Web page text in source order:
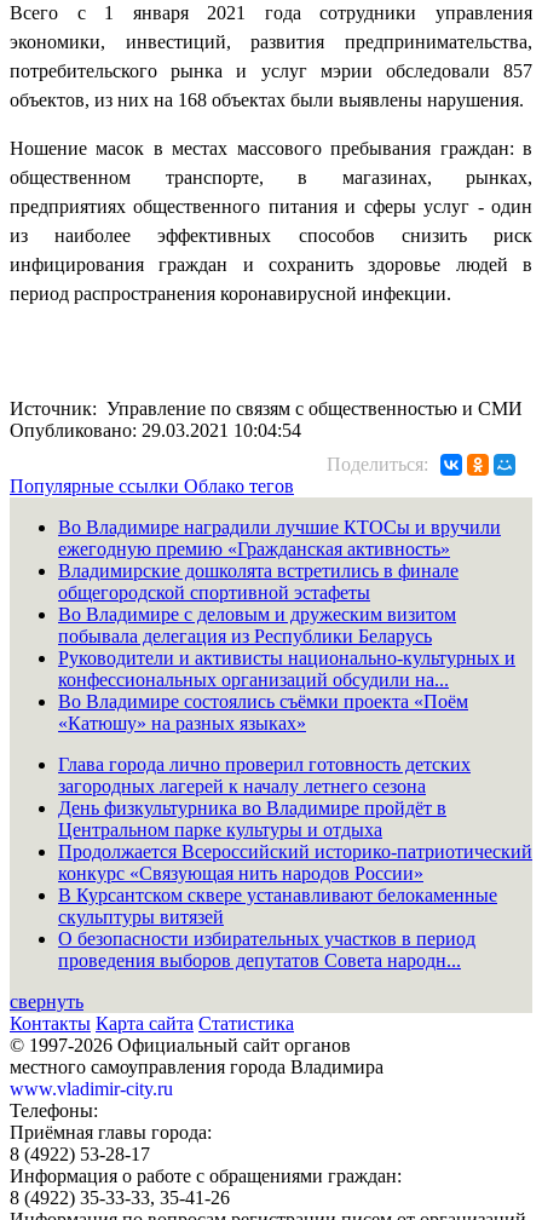
Всего с 1 января 2021 года сотрудники управления
экономики, инвестиций, развития предпринимательства,
потребительского рынка и услуг мэрии обследовали 857
объектов, из них на 168 объектах были выявлены нарушения.
Ношение масок в местах массового пребывания граждан: в
общественном транспорте, в магазинах, рынках,
предприятиях общественного питания и сферы услуг - один
из наиболее эффективных способов снизить риск
инфицирования граждан и сохранить здоровье людей в
период распространения коронавирусной инфекции.
Источник: Управление по связям с общественностью и СМИ
Опубликовано: 29.03.2021 10:04:54
Поделиться:
Популярные ссылки Облако тегов
Во Владимире наградили лучшие КТОСы и вручили
ежегодную премию «Гражданская активность»
Владимирские дошколята встретились в финале
общегородской спортивной эстафеты
Во Владимире с деловым и дружеским визитом
побывала делегация из Республики Беларусь
Руководители и активисты национально-культурных и
конфессиональных организаций обсудили на...
Во Владимире состоялись съёмки проекта «Поём
«Катюшу» на разных языках»
Глава города лично проверил готовность детских
загородных лагерей к началу летнего сезона
День физкультурника во Владимире пройдёт в
Центральном парке культуры и отдыха
Продолжается Всероссийский историко-патриотический
конкурс «Связующая нить народов России»
В Курсантском сквере устанавливают белокаменные
скульптуры витязей
О безопасности избирательных участков в период
проведения выборов депутатов Совета народн...
свернуть
Контакты Карта сайта Статистика
© 1997-2026 Официальный сайт органов
местного самоуправления города Владимира
www.vladimir-city.ru
Телефоны:
Приёмная главы города:
8 (4922) 53-28-17
Информация о работе с обращениями граждан:
8 (4922) 35-33-33, 35-41-26